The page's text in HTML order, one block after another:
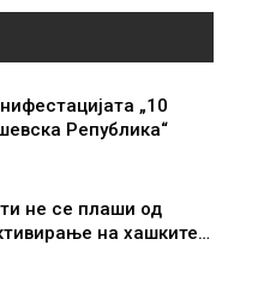
„10
Република“
не се плаши од
на хашките…